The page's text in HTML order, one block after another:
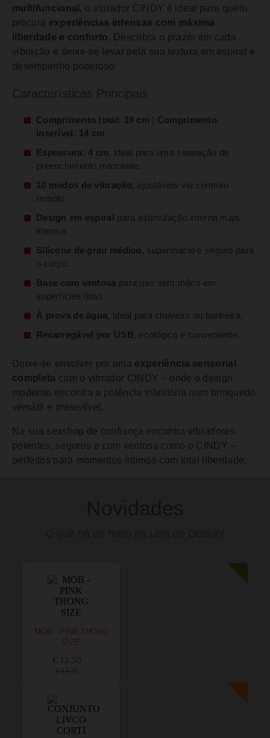
multifuncional , o vibrador CINDY é ideal para quem
procura experiências intensas com máxima
liberdade e conforto. Descubra o prazer em cada
vibração e deixe-se levar pela sua textura em espiral e
desempenho poderoso.
Características Principais
Comprimento total: 19 cm
Comprimento
inserível: 14 cm
Espessura: 4 cm, ideal para uma sensação de
preenchimento marcante.
10 modos de vibração, ajustáveis via controlo
remoto.
Design em espiral
para estimulação interna mais
intensa.
Silicone de grau médico , supermacio e seguro para
o corpo.
Base com ventosa para uso sem mãos em
superfícies lisas.
À prova de água, ideal para chuveiro ou banheira.
Recarregável por USB, ecológico e conveniente.
Deixe-se envolver por uma experiência sensorial
completa com o vibrador CINDY – onde o design
moderno encontra a potência vibratória num brinquedo
versátil e irresistível.
Na sua sexshop de confiança encontra vibradores
potentes, seguros e com ventosa como o CINDY –
perfeitos para momentos íntimos com total liberdade.
MOB - PINK THONG
SIZE
€ 12,50
€ 13,25